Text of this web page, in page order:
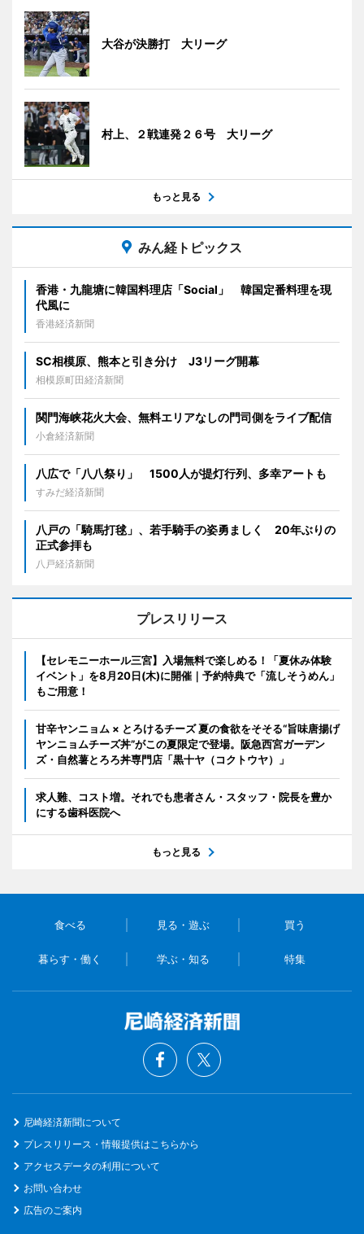
大谷が決勝打 大リーグ
村上、２戦連発２６号 大リーグ
もっと見る
みん経トピックス
香港・九龍塘に韓国料理店「Social」 韓国定番料理を現
代風に
香港経済新聞
SC相模原、熊本と引き分け J3リーグ開幕
相模原町田経済新聞
関門海峡花火大会、無料エリアなしの門司側をライブ配信
小倉経済新聞
八広で「八八祭り」 1500人が提灯行列、多幸アートも
すみだ経済新聞
八戸の「騎馬打毬」、若手騎手の姿勇ましく 20年ぶりの
正式参拝も
八戸経済新聞
プレスリリース
【セレモニーホール三宮】入場無料で楽しめる！「夏休み体験
イベント」を8月20日(木)に開催｜予約特典で「流しそうめん」
もご用意！
甘辛ヤンニョム × とろけるチーズ 夏の食欲をそそる“旨味唐揚げ
ヤンニョムチーズ丼”がこの夏限定で登場。阪急西宮ガーデン
ズ・自然薯とろろ丼専門店「黒十ヤ（コクトウヤ）」
求人難、コスト増。それでも患者さん・スタッフ・院長を豊か
にする歯科医院へ
もっと見る
食べる 見る・遊ぶ 買う
暮らす・働く 学ぶ・知る 特集
尼崎経済新聞について
プレスリリース・情報提供はこちらから
アクセスデータの利用について
お問い合わせ
広告のご案内